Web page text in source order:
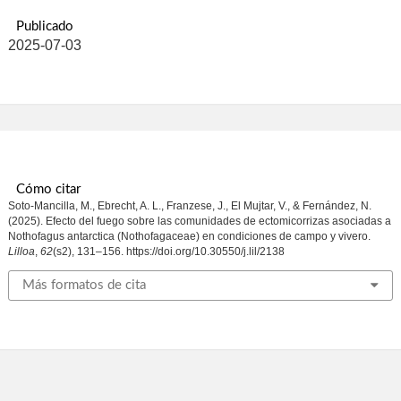
Publicado
2025-07-03
Cómo citar
Soto-Mancilla, M., Ebrecht, A. L., Franzese, J., El Mujtar, V., & Fernández, N.
(2025). Efecto del fuego sobre las comunidades de ectomicorrizas asociadas a
Nothofagus antarctica (Nothofagaceae) en condiciones de campo y vivero.
Lilloa 62(s2), 131–156. https://doi.org/10.30550/j.lil/2138
Más formatos de cita